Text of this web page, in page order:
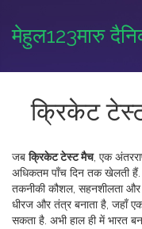
मेहुल123मारु
क्रिकेट
जबक्रिकेट टेस्ट मैच, एक
अधिकतम पाँच दिन तक खेलती हैं
तकनीकी कौशल, सहनशीलता और
धीरज और तंत्र बनाता है, जहाँ
सकता है. अभी हाल ही में भारत